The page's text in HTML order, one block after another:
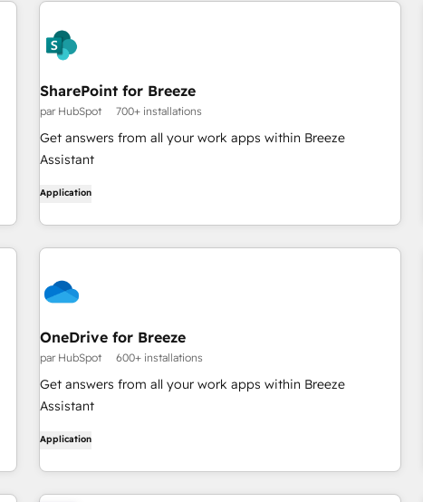
SharePoint for Breeze
par HubSpot 700+ installations
Get answers from all your work apps within Breeze
Assistant
Application
OneDrive for Breeze
par HubSpot 600+ installations
Get answers from all your work apps within Breeze
Assistant
Application